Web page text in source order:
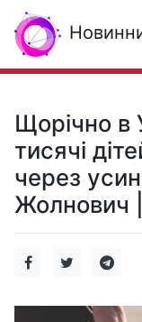
Щорічно в
тисячі
через
Жолнович